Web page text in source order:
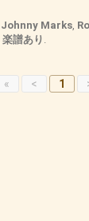
Johnny Marks,
楽譜あり .
« < 1